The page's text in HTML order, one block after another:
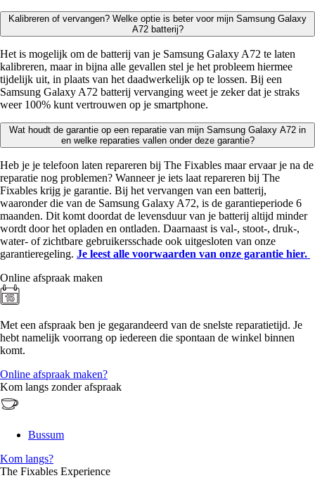
Kalibreren of vervangen? Welke optie is beter voor mijn Samsung Galaxy
A72 batterij?
Het is mogelijk om de batterij van je Samsung Galaxy A72 te laten
kalibreren, maar in bijna alle gevallen stel je het probleem hiermee
tijdelijk uit, in plaats van het daadwerkelijk op te lossen. Bij een
Samsung Galaxy A72 batterij vervanging weet je zeker dat je straks
weer 100% kunt vertrouwen op je smartphone.
Wat houdt de garantie op een reparatie van mijn Samsung Galaxy A72 in
en welke reparaties vallen onder deze garantie?
Heb je je telefoon laten repareren bij The Fixables maar ervaar je na de
reparatie nog problemen? Wanneer je iets laat repareren bij The
Fixables krijg je garantie. Bij het vervangen van een batterij,
waaronder die van de Samsung Galaxy A72, is de garantieperiode 6
maanden. Dit komt doordat de levensduur van je batterij altijd minder
wordt door het opladen en ontladen. Daarnaast is val-, stoot-, druk-,
water- of zichtbare gebruikersschade ook uitgesloten van onze
garantieregeling. Je leest alle voorwaarden van onze garantie hier.
Online afspraak maken
Met een afspraak ben je gegarandeerd van de snelste reparatietijd. Je
hebt namelijk voorrang op iedereen die spontaan de winkel binnen
komt.
Online afspraak maken?
Kom langs zonder afspraak
Bussum
Kom langs?
The Fixables Experience